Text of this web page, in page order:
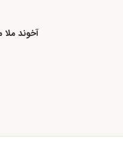
آخوند